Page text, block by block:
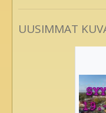
UUSIMMAT